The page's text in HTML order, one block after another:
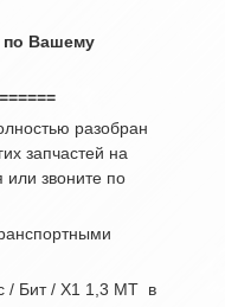
Вашему
разобран
запчастей на
звоните по
/ Бит / Х1 1,3 МТ в